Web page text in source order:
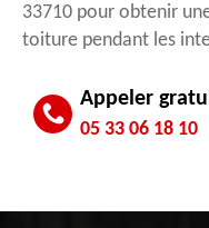
33710 pour obtenir
toiture pendant les
Appeler
05 33 06 18 10